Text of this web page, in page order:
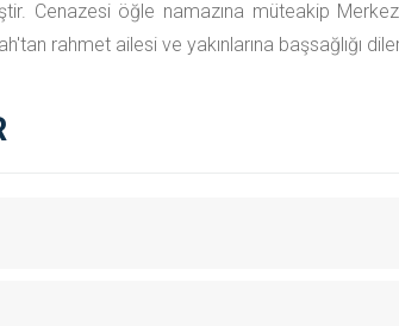
Cenazesi öğle namazına müteakip
rahmet ailesi ve yakınlarına başsağlığı